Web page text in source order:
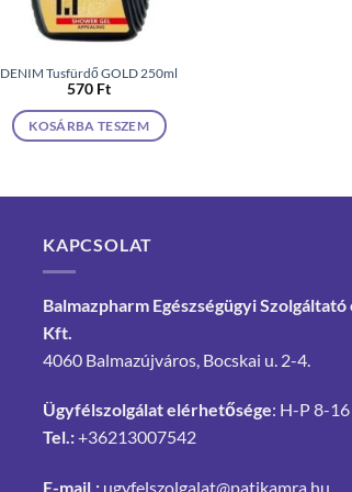
DENIM Tusfürdő GOLD 250ml
570 Ft
KOSÁRBA TESZEM
KAPCSOLAT
Balmazpharm Egészségügyi
Kft.
4060 Balmazújváros, Bocskai u. 2-4.
Ügyfélszolgálat elérhetősége: H-P 8-16
Tel.:+36213007542
E-mail.: ugyfelszolgalat@patikamra.hu